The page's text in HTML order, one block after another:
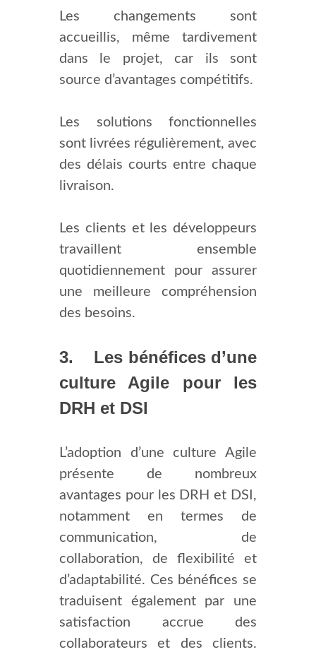
Les changements sont
accueillis, même tardivement
dans le projet, car ils sont
source d’avantages compétitifs.
Les solutions fonctionnelles
sont livrées régulièrement, avec
des délais courts entre chaque
livraison.
Les clients et les développeurs
travaillent ensemble
quotidiennement pour assurer
une meilleure compréhension
des besoins.
3. Les bénéfices d’une
culture Agile pour les
DRH et DSI
L’adoption d’une culture Agile
présente de nombreux
avantages pour les DRH et DSI,
notamment en termes de
communication, de
collaboration, de flexibilité et
d’adaptabilité. Ces bénéfices se
traduisent également par une
satisfaction accrue des
collaborateurs et des clients.